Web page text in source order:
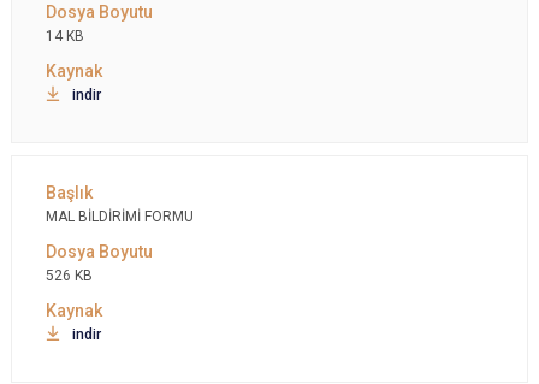
14 KB
indir
MAL BİLDİRİMİ FORMU
526 KB
indir